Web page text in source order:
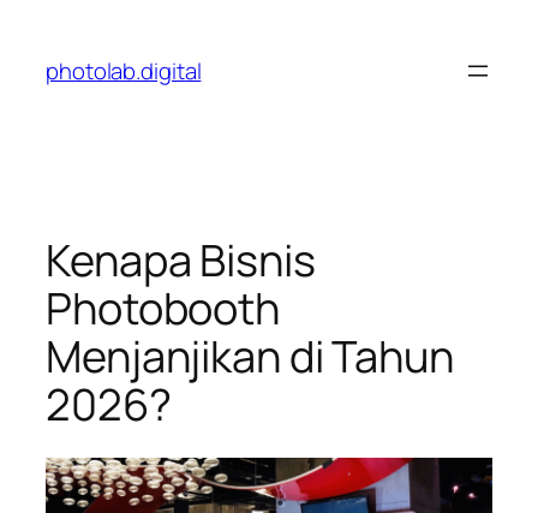
content
photolab.digital
Kenapa Bisnis
Photobooth
Menjanjikan di Tahun
2026?